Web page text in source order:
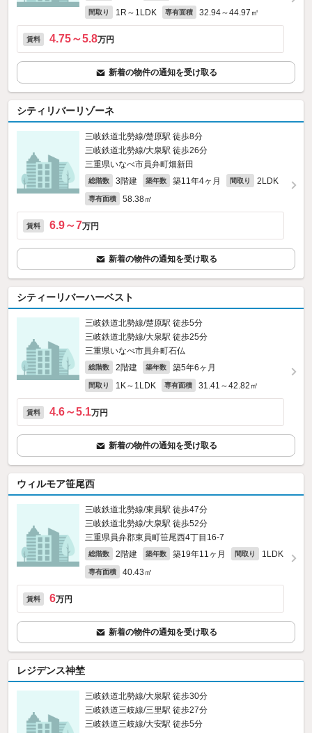
間取り 1R～1LDK 専有面積 32.94～44.97㎡
賃料 4.75～5.8万円
新着の物件の通知を受け取る
シティリバーリゾーネ
三岐鉄道北勢線/楚原駅 徒歩8分
三岐鉄道北勢線/大泉駅 徒歩26分
三重県いなべ市員弁町畑新田
総階数 3階建 築年数 築11年4ヶ月 間取り 2LDK
専有面積 58.38㎡
賃料 6.9～7万円
新着の物件の通知を受け取る
シティーリバーハーベスト
三岐鉄道北勢線/楚原駅 徒歩5分
三岐鉄道北勢線/大泉駅 徒歩25分
三重県いなべ市員弁町石仏
総階数 2階建 築年数 築5年6ヶ月
間取り 1K～1LDK 専有面積 31.41～42.82㎡
賃料 4.6～5.1万円
新着の物件の通知を受け取る
ウィルモア笹尾西
三岐鉄道北勢線/東員駅 徒歩47分
三岐鉄道北勢線/大泉駅 徒歩52分
三重県員弁郡東員町笹尾西4丁目16‐7
総階数 2階建 築年数 築19年11ヶ月 間取り 1LDK
専有面積 40.43㎡
賃料 6万円
新着の物件の通知を受け取る
レジデンス神埜
三岐鉄道北勢線/大泉駅 徒歩30分
三岐鉄道三岐線/三里駅 徒歩27分
三岐鉄道三岐線/大安駅 徒歩5分